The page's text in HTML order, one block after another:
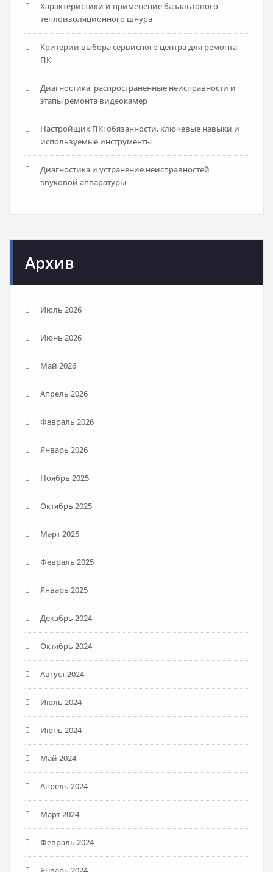
Характеристики и применение базальтового
теплоизоляционного шнура
Критерии выбора сервисного центра для ремонта
ПК
Диагностика, распространенные неисправности и
этапы ремонта видеокамер
Настройщик ПК: обязанности, ключевые навыки и
используемые инструменты
Диагностика и устранение неисправностей
звуковой аппаратуры
Архив
Июль 2026
Июнь 2026
Май 2026
Апрель 2026
Февраль 2026
Январь 2026
Ноябрь 2025
Октябрь 2025
Март 2025
Февраль 2025
Январь 2025
Декабрь 2024
Октябрь 2024
Август 2024
Июль 2024
Июнь 2024
Май 2024
Апрель 2024
Март 2024
Февраль 2024